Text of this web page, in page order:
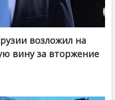
возложил на
вину за вторжение